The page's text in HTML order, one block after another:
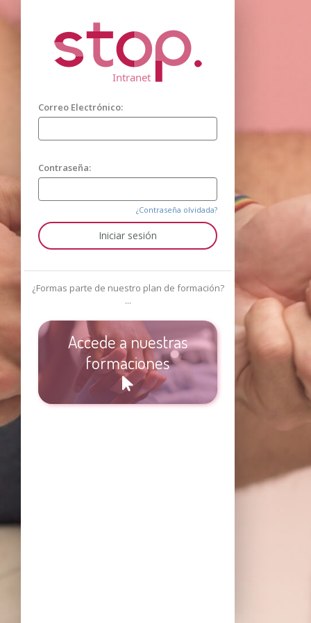
Intranet
Correo Electrónico:
Contraseña:
¿Contraseña olvidada?
¿Formas parte de nuestro plan de formación?
...
Accede a nuestras
formaciones